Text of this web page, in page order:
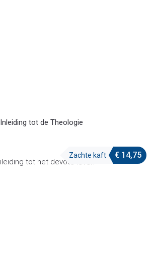
Inleiding tot de Theologie
Zachte kaft € 14,75